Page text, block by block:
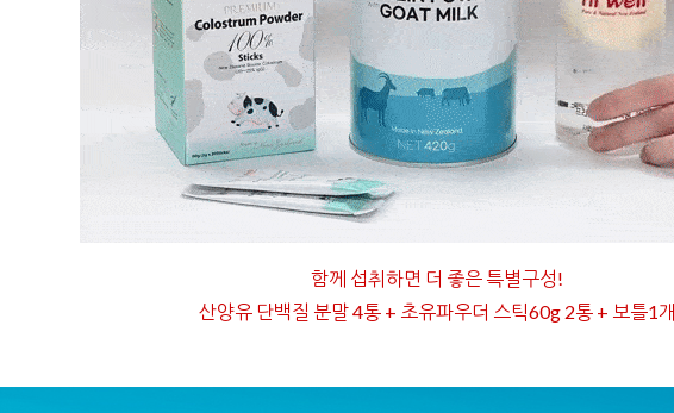
함께 섭취하면 더 좋은 특별구성!
산양유 단백질 분말 4통 + 초유파우더 스틱60g 2통 + 보틀1개